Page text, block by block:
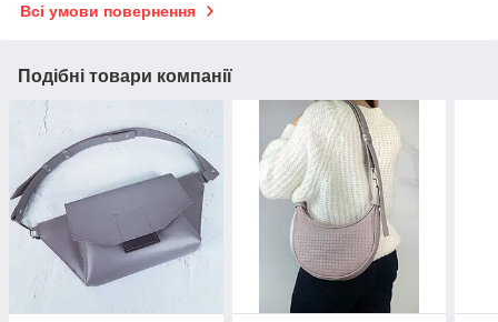
Всі умови повернення
Подібні товари компанії